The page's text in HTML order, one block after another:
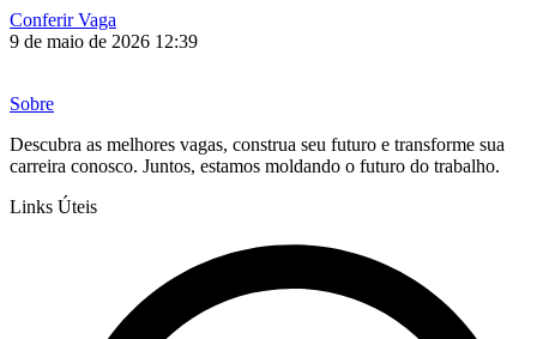
Conferir Vaga
9 de maio de 2026 12:39
Sobre
Descubra as melhores vagas, construa seu futuro e transforme sua
carreira conosco. Juntos, estamos moldando o futuro do trabalho.
Links Úteis